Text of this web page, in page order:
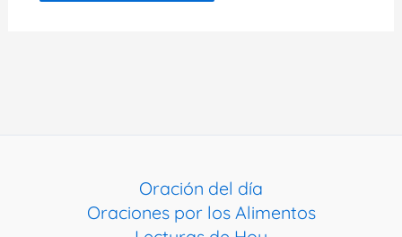
Oración del día
Oraciones por los Alimentos